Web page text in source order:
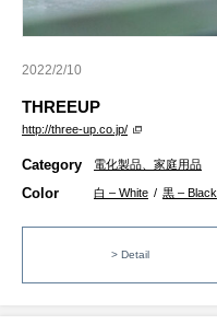
2022/2/10
THREEUP
http://three-up.co.jp/
Category 電化製品、家庭用品
Color 白 – White / 黒 – Black
> Detail